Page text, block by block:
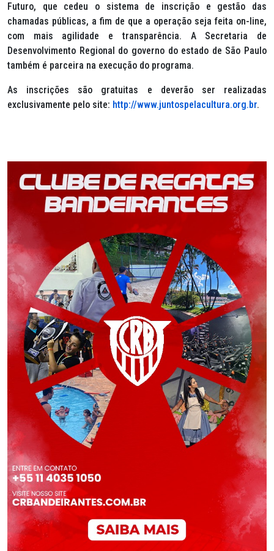
Futuro, que cedeu o sistema de inscrição e gestão das
chamadas públicas, a fim de que a operação seja feita on-line,
com mais agilidade e transparência. A Secretaria de
Desenvolvimento Regional do governo do estado de São Paulo
também é parceira na execução do programa.
As inscrições são gratuitas e deverão ser realizadas
exclusivamente pelo site: http://www.juntospelacultura.org.br.